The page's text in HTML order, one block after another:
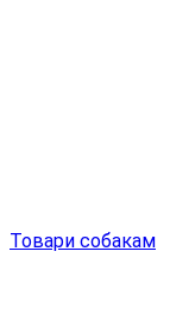
Товари собакам